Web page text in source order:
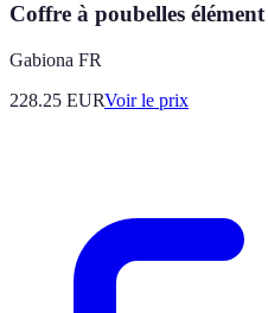
Coffre à poubelles
Gabiona FR
228.25 EURVoir le prix